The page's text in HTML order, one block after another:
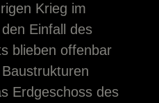
Krieg im
Einfall des
blieben offenbar
Erdgeschoss des